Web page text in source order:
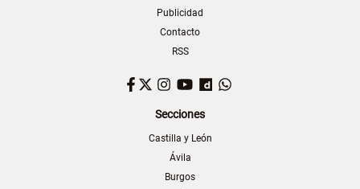
Publicidad
Contacto
RSS
Facebook
TwitterInstagram
YouTubeDailymotion
Secciones
Castilla y León
Ávila
Burgos